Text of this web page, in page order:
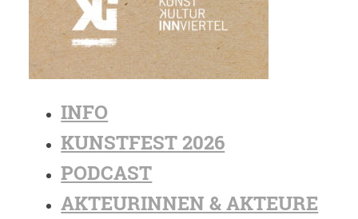
INFO
KUNSTFEST 2026
PODCAST
AKTEURINNEN & AKTEURE